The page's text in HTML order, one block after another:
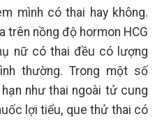
mình có thai hay không.
trên nồng độ hormon HCG
nữ có thai đều có lượng
thường. Trong một số
như thai ngoài tử cung
lợi tiểu, que thử thai có